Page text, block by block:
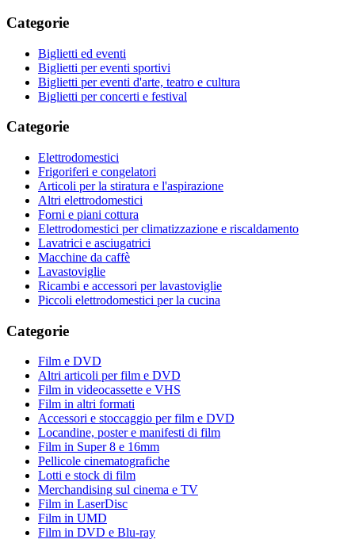
Categorie
Biglietti ed eventi
Biglietti per eventi sportivi
Biglietti per eventi d'arte, teatro e cultura
Biglietti per concerti e festival
Categorie
Elettrodomestici
Frigoriferi e congelatori
Articoli per la stiratura e l'aspirazione
Altri elettrodomestici
Forni e piani cottura
Elettrodomestici per climatizzazione e riscaldamento
Lavatrici e asciugatrici
Macchine da caffè
Lavastoviglie
Ricambi e accessori per lavastoviglie
Piccoli elettrodomestici per la cucina
Categorie
Film e DVD
Altri articoli per film e DVD
Film in videocassette e VHS
Film in altri formati
Accessori e stoccaggio per film e DVD
Locandine, poster e manifesti di film
Film in Super 8 e 16mm
Pellicole cinematografiche
Lotti e stock di film
Merchandising sul cinema e TV
Film in LaserDisc
Film in UMD
Film in DVD e Blu-ray